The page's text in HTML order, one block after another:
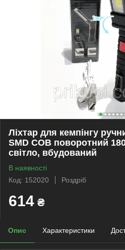
Ліхтар для кемпінгу
SMD COB поворотний
світло, вбудований
В наявності
Код: 152020
Роздріб
614 ₴
Опис Характеристики